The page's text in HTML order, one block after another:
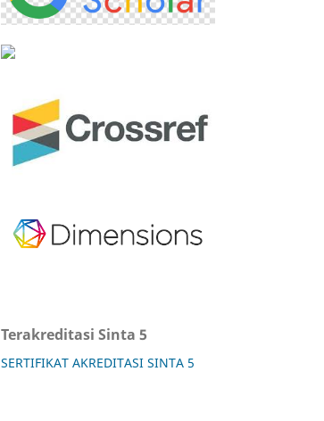
Terakreditasi Sinta 5
SERTIFIKAT AKREDITASI SINTA 5